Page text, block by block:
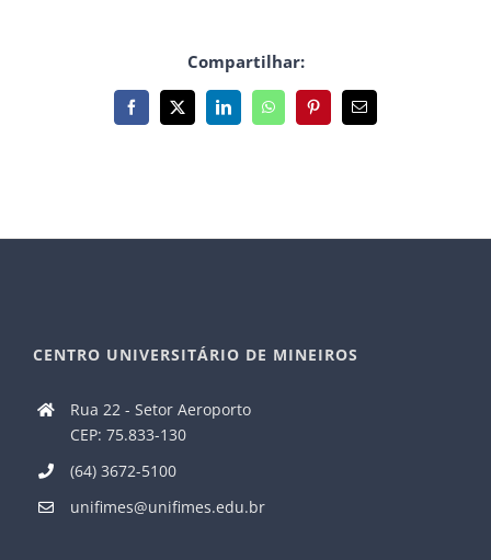
Compartilhar:
Facebook
X LinkedInWhatsAppPinterest
E-
mail
CENTRO UNIVERSITÁRIO DE MINEIROS
Rua 22 - Setor Aeroporto
CEP: 75.833-130
(64) 3672-5100
unifimes@unifimes.edu.br